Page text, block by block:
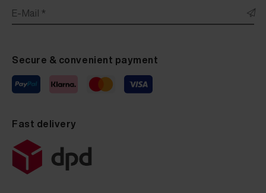
E-Mail *
Secure & convenient payment
Fast delivery